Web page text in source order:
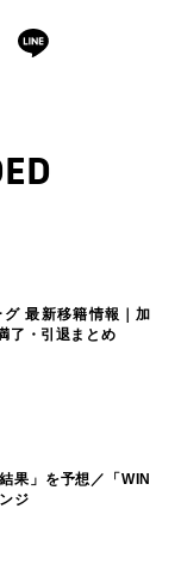
最新移籍情報｜加
了・引退まとめ
果」を予想／「WIN
ジ